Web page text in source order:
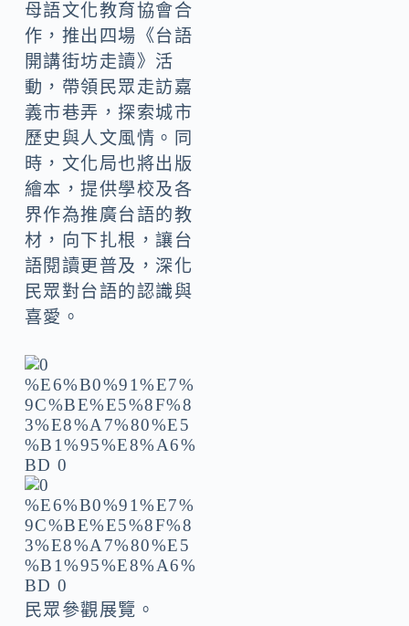
母語文化教育協會合
作，推出四場《台語
開講街坊走讀》活
動，帶領民眾走訪嘉
義市巷弄，探索城市
歷史與人文風情。同
時，文化局也將出版
繪本，提供學校及各
界作為推廣台語的教
材，向下扎根，讓台
語閱讀更普及，深化
民眾對台語的認識與
喜愛。
民眾參觀展覽。